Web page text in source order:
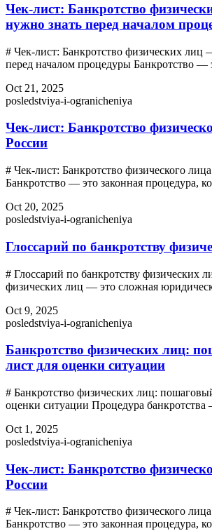
Чек-лист: Банкротство
нужно знать перед началом
# Чек-лист: Банкротство физических лиц
перед началом процедуры Банкротство
Oct 21, 2025
posledstviya-i-ogranicheniya
Чек-лист: Банкротство
России
# Чек-лист: Банкротство физического
Банкротство — это законная процедура,
Oct 20, 2025
posledstviya-i-ogranicheniya
Глоссарий по банкротству
# Глоссарий по банкротству физических
физических лиц — это сложная
Oct 9, 2025
posledstviya-i-ogranicheniya
Банкротство физических лиц:
лист для оценки ситуации
# Банкротство физических лиц:
оценки ситуации Процедура
Oct 1, 2025
posledstviya-i-ogranicheniya
Чек-лист: Банкротство
России
# Чек-лист: Банкротство физического
Банкротство — это законная процедура,